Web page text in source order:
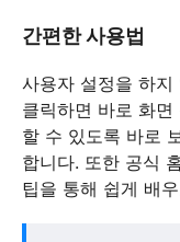
간편한 사용법
사용자 설정을 하
클릭하면 바로 화
할 수 있도록 바로
합니다. 또한 공식
팁을 통해 쉽게 배